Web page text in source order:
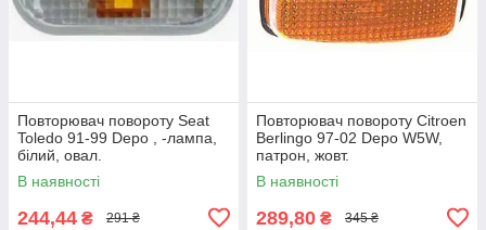
Повторювач повороту Seat
Toledo 91-99 Depo , -лампа,
білий, овал.
В наявності
244,44 ₴ 291 ₴
Повторювач повороту Citroen
Berlingo 97-02 Depo W5W,
патрон, жовт.
В наявності
289,80 ₴ 345 ₴